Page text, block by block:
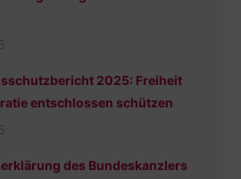
2025: Freiheit
entschlossen schützen
des Bundeskanzlers